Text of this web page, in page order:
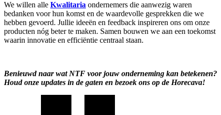
We willen alle Kwalitaria ondernemers die aanwezig waren
bedanken voor hun komst en de waardevolle gesprekken die we
hebben gevoerd. Jullie ideeën en feedback inspireren ons om onze
producten nóg beter te maken. Samen bouwen we aan een toekomst
waarin innovatie en efficiëntie centraal staan.
Benieuwd naar wat NTF voor jouw onderneming kan betekenen?
Houd onze updates in de gaten en bezoek ons op de Horecava!